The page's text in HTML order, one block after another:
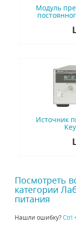
Модуль
Источник
Посмотреть
категории
питания
Нашли ошибку?Ctrl